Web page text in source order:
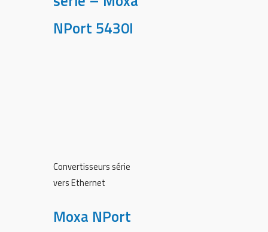
NPort 5430I
Convertisseurs série
vers Ethernet
Moxa NPort